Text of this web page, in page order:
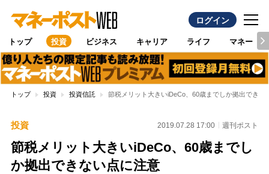
ログイン
トップ 投資 ビジネス キャリア ライフ マネー
トップ 投資 投資信託 節税メリット大きいiDeCo、60歳までしか拠出できな
投資 2019.07.28 17:00 週刊ポスト
節税メリット大きいiDeCo、60歳までし
か拠出できない点に注意